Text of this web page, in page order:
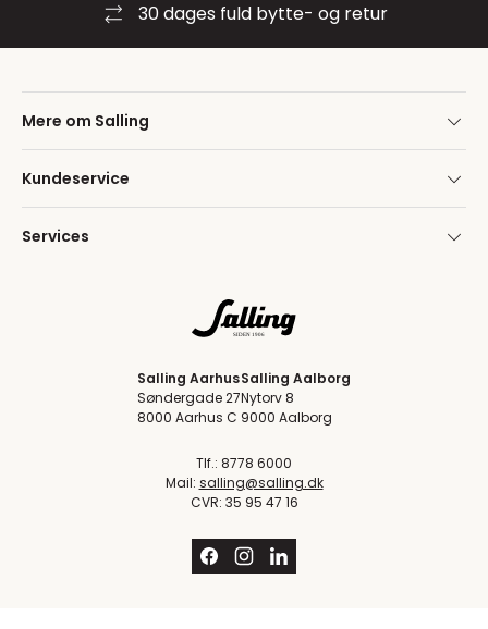
30 dages fuld bytte- og retur
Mere om Salling
Kundeservice
Services
Salling Aarhus
Søndergade 27
8000 Aarhus C
Salling Aalborg
Nytorv 8
9000 Aalborg
Tlf.: 8778 6000
Mail: salling@salling.dk
CVR: 35 95 47 16